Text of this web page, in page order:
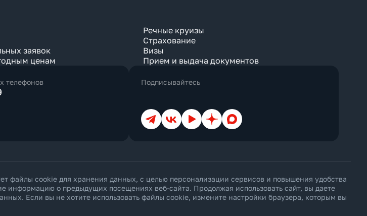
заявок
ценам
Речные круизы
Страхование
Визы
Прием и выдача документов
телефонов Подписывайтесь
ТелеграмВКонтакте
YouTubeДзен Max
cookie для хранения данных, с целью персонализации сервисов и повышения удобства
информацию о предыдущих посещениях веб-сайта. Продолжая использовать сайт, вы даете
. Если вы не хотите использовать файлы cookie, измените настройки браузера, которым вы